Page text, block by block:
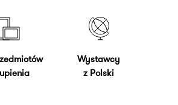
Wystawcy
z Polski